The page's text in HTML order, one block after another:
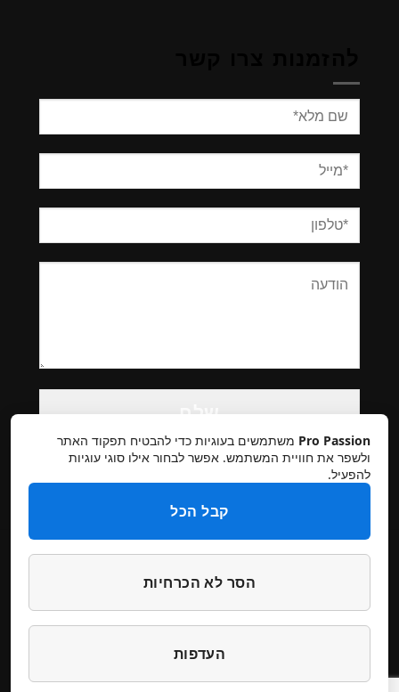
Please
leave
this
field
empty.
מדיניות פרטיות ביטולים והחזרות
דילוג דילוג
Pro Passion משתמשים בעוגיות כדי להבטיח תפקוד האתר
ולשפר את חוויית המשתמש. אפשר לבחור אילו סוגי עוגיות
להפעיל.
קבל הכל
הסר לא הכרחיות
העדפות